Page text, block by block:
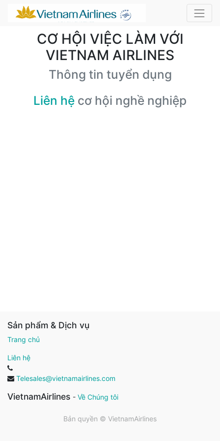
CƠ HỘI VIỆC LÀM VỚI
VIETNAM AIRLINES
Thông tin tuyển dụng
Liên hệ cơ hội nghề nghiệp
Sản phẩm & Dịch vụ
Trang chủ
Liên hệ
Telesales@vietnamairlines.com
VietnamAirlines - Về Chúng tôi
Bản quyền © VietnamAirlines